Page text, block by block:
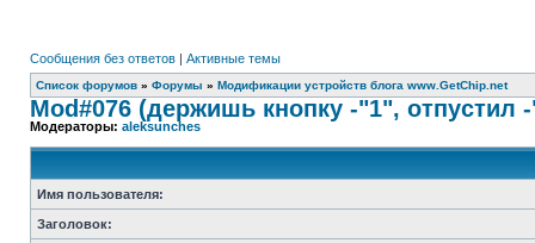
Сообщения без ответов | Активные темы
Список форумов » Форумы » Модификации устройств блога www.GetChip.net
Mod#076 (держишь кнопку -"1", отпустил
Модераторы: aleksunches
Имя пользователя:
Заголовок: